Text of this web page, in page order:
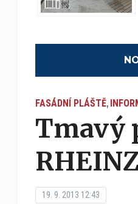
FASÁDNÍ PLÁŠTĚ,
Tmavý
19. 9. 2013 12:43